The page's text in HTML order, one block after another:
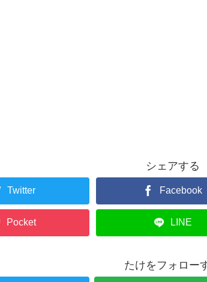
シェアする
Twitter Facebook
Pocket LINE
たけをフォロー